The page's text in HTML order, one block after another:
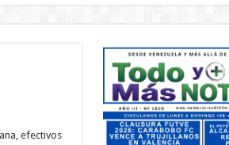
efectivos